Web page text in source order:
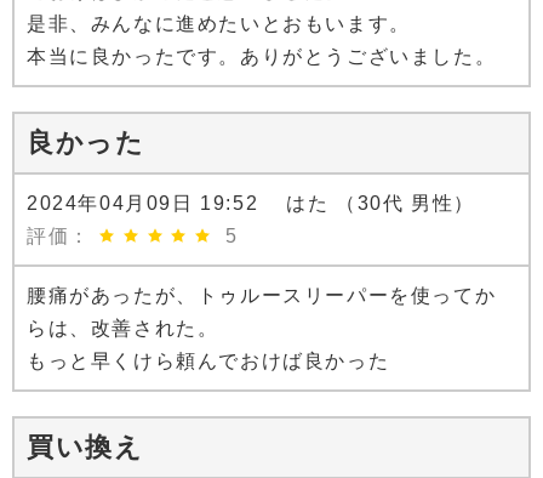
是非、みんなに進めたいとおもいます。
本当に良かったです。ありがとうございました。
良かった
2024年04月09日 19:52 はた （30代 男性）
評価：
5
腰痛があったが、トゥルースリーパーを使ってか
らは、改善された。
もっと早くけら頼んでおけば良かった
買い換え